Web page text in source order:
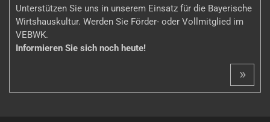
Unterstützen Sie uns in unserem Einsatz für die Bayerische
Wirtshauskultur. Werden Sie Förder- oder Vollmitglied im
VEBWK.
Informieren Sie sich noch heute!
»